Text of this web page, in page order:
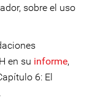
sobre el uso
en su informe,
6: El